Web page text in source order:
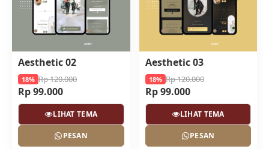
Aesthetic 02
18% Rp 120.000
Rp 99.000
LIHAT TEMA
PESAN
Aesthetic 03
18% Rp 120.000
Rp 99.000
LIHAT TEMA
PESAN